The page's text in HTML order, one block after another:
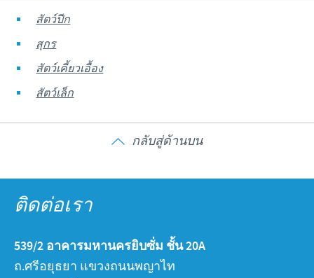
สัตว์ปีก
สุกร
สัตว์เคี้ยวเอื้อง
สัตว์เล็ก
กลับสู่ด้านบน
ติดต่อเรา
539/2 อาคารมหานครยิบซั่ม ชั้น 20A
ถ.ศรีอยุธยา แขวงถนนพญาไท